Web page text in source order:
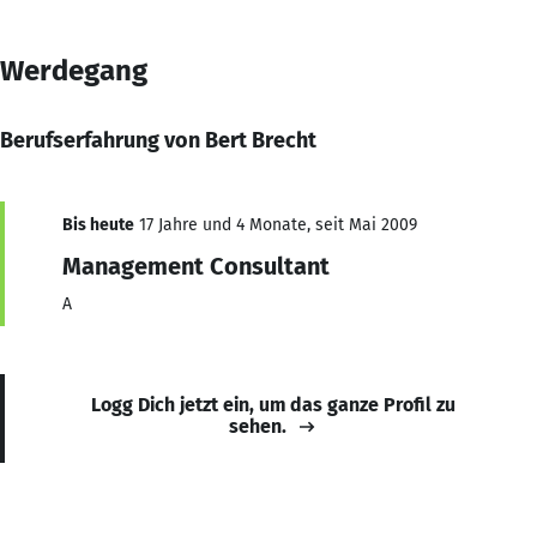
Werdegang
Berufserfahrung von Bert Brecht
Bis heute 17 Jahre und 4 Monate, seit Mai 2009
Management Consultant
A
Logg Dich jetzt ein, um das ganze Profil zu
sehen.